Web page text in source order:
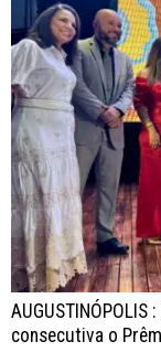
consecutiva o